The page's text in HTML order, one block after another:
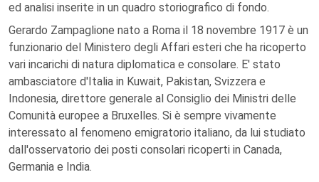
ed analisi inserite in un quadro storiografico di fondo.
Gerardo Zampaglione nato a Roma il 18 novembre 1917 è un
funzionario del Ministero degli Affari esteri che ha ricoperto
vari incarichi di natura diplomatica e consolare. E' stato
ambasciatore d'Italia in Kuwait, Pakistan, Svizzera e
Indonesia, direttore generale al Consiglio dei Ministri delle
Comunità europee a Bruxelles. Si è sempre vivamente
interessato al fenomeno emigratorio italiano, da lui studiato
dall'osservatorio dei posti consolari ricoperti in Canada,
Germania e India.